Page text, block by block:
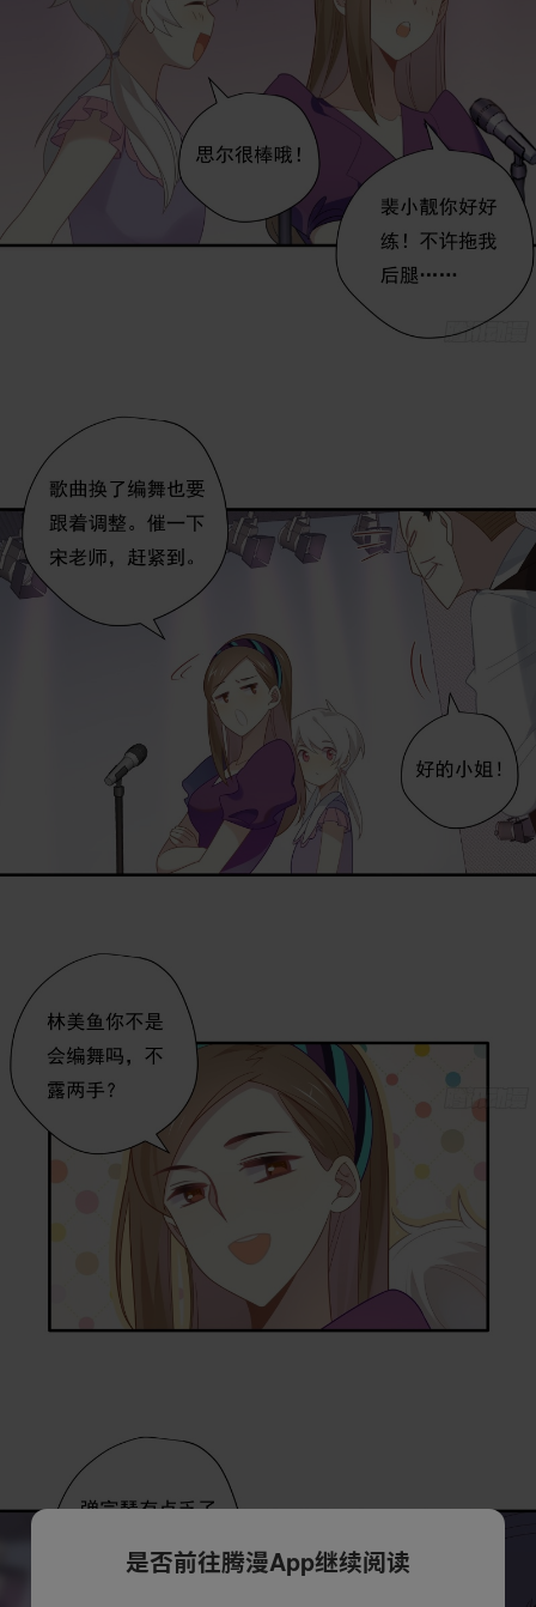
是否前往腾漫App继续阅读